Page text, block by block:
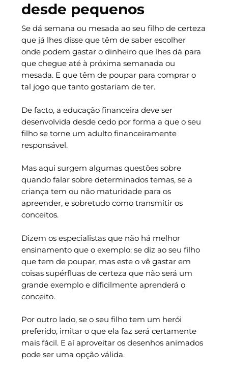
desde pequenos
Se dá semana ou mesada ao seu filho de certeza
que já lhes disse que têm de saber escolher
onde podem gastar o dinheiro que lhes dá para
que chegue até à próxima semanada ou
mesada. E que têm de poupar para comprar o
tal jogo que tanto gostariam de ter.
De facto, a educação financeira deve ser
desenvolvida desde cedo por forma a que o seu
filho se torne um adulto financeiramente
responsável.
Mas aqui surgem algumas questões sobre
quando falar sobre determinados temas, se a
criança tem ou não maturidade para os
apreender, e sobretudo como transmitir os
conceitos.
Dizem os especialistas que não há melhor
ensinamento que o exemplo: se diz ao seu filho
que tem de poupar, mas este o vê gastar em
coisas supérfluas de certeza que não será um
grande exemplo e dificilmente aprenderá o
conceito.
Por outro lado, se o seu filho tem um herói
preferido, imitar o que ela faz será certamente
mais fácil. E aí aproveitar os desenhos animados
pode ser uma opção válida.